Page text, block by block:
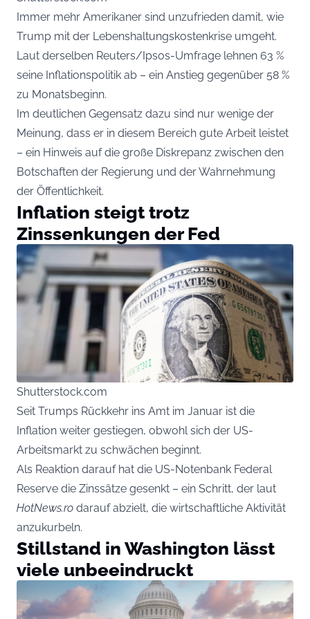
Immer mehr Amerikaner sind unzufrieden damit, wie
Trump mit der Lebenshaltungskostenkrise umgeht.
Laut derselben Reuters/Ipsos-Umfrage lehnen 63 %
seine Inflationspolitik ab – ein Anstieg gegenüber 58 %
zu Monatsbeginn.
Im deutlichen Gegensatz dazu sind nur wenige der
Meinung, dass er in diesem Bereich gute Arbeit leistet
– ein Hinweis auf die große Diskrepanz zwischen den
Botschaften der Regierung und der Wahrnehmung
der Öffentlichkeit.
Inflation steigt trotz
Zinssenkungen der Fed
Shutterstock.com
Seit Trumps Rückkehr ins Amt im Januar ist die
Inflation weiter gestiegen, obwohl sich der US-
Arbeitsmarkt zu schwächen beginnt.
Als Reaktion darauf hat die US-Notenbank Federal
Reserve die Zinssätze gesenkt – ein Schritt, der laut
HotNews.ro darauf abzielt, die wirtschaftliche Aktivität
anzukurbeln.
Stillstand in Washington lässt
viele unbeeindruckt